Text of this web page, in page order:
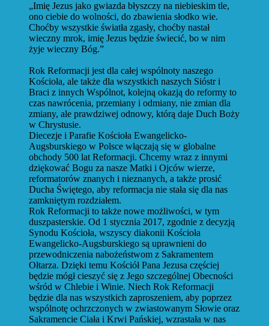
„Imię Jezus jako gwiazda błyszczy na niebieskim tle,
ono ciebie do wolności, do zbawienia słodko wie.
Choćby wszystkie światła zgasły, choćby nastał
wieczny mrok, imię Jezus będzie świecić, bo w nim
żyje wieczny Bóg.”
Rok Reformacji jest dla całej wspólnoty naszego
Kościoła, ale także dla wszystkich naszych Sióstr i
Braci z innych Wspólnot, kolejną okazją do reformy to
czas nawrócenia, przemiany i odmiany, nie zmian dla
zmiany, ale prawdziwej odnowy, którą daje Duch Boży
w Chrystusie.
Diecezje i Parafie Kościoła Ewangelicko-
Augsburskiego w Polsce włączają się w globalne
obchody 500 lat Reformacji. Chcemy wraz z innymi
dziękować Bogu za nasze Matki i Ojców wierze,
reformatorów znanych i nieznanych, a także prosić
Ducha Świętego, aby reformacja nie stała się dla nas
zamkniętym rozdziałem.
Rok Reformacji to także nowe możliwości, w tym
duszpasterskie. Od 1 stycznia 2017, zgodnie z decyzją
Synodu Kościoła, wszyscy diakonii Kościoła
Ewangelicko-Augsburskiego są uprawnieni do
przewodniczenia nabożeństwom z Sakramentem
Ołtarza. Dzięki temu Kościół Pana Jezusa częściej
będzie mógł cieszyć się z Jego szczególnej Obecności
wśród w Chlebie i Winie. Niech Rok Reformacji
będzie dla nas wszystkich zaproszeniem, aby poprzez
wspólnotę ochrzczonych w zwiastowanym Słowie oraz
Sakramencie Ciała i Krwi Pańskiej, wzrastała w nas